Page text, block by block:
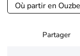
Où partir en
Partager